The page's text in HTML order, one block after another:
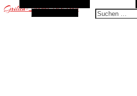
Grillen-Smoken-BBQ.com
Zufallsauswahl